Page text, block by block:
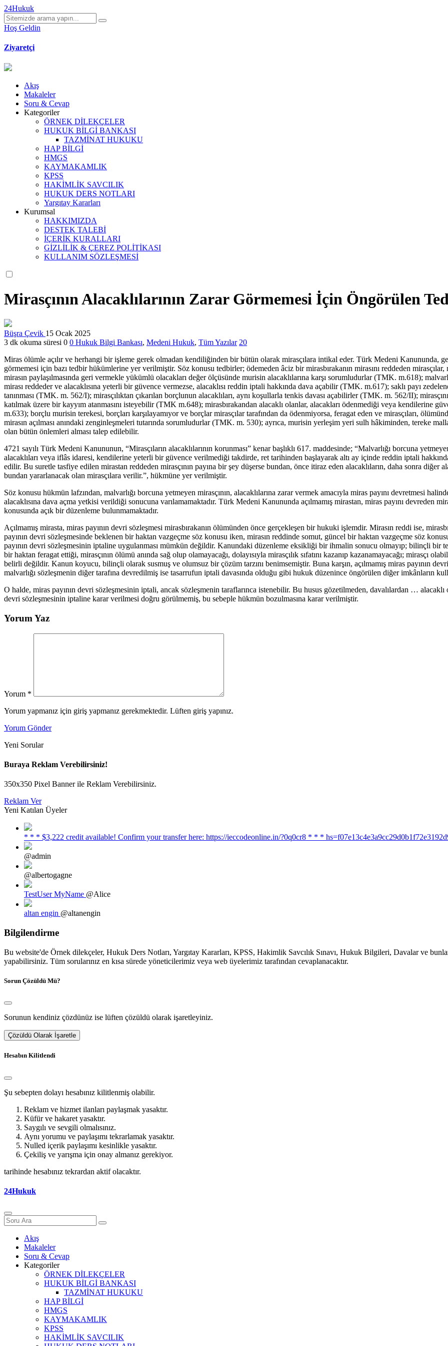
24Hukuk
Hoş Geldin
Ziyaretçi
Akış
Makaleler
Soru & Cevap
Kategoriler
ÖRNEK DİLEKÇELER
HUKUK BİLGİ BANKASI
TAZMİNAT HUKUKU
HAP BİLGİ
HMGS
KAYMAKAMLIK
KPSS
HAKİMLİK SAVCILIK
HUKUK DERS NOTLARI
Yargıtay Kararları
Kurumsal
HAKKIMIZDA
DESTEK TALEBİ
İÇERİK KURALLARI
GİZLİLİK & ÇEREZ POLİTİKASI
KULLANIM SÖZLEŞMESİ
Mirasçının Alacaklılarının Zarar Görmemesi İçin Öngörülen
Büşra Çevik 15 Ocak 2025
3 dk okuma süresi 0 0 Hukuk Bilgi Bankası, Medeni Hukuk, Tüm Yazılar 20
Miras ölümle açılır ve herhangi bir işleme gerek olmadan kendiliğinden bir bütün olarak mirasçılara intikal eder. Türk Medeni Kanununda,
görmemesi için bazı tedbir hükümlerine yer verilmiştir. Söz konusu tedbirler; ödemeden âciz bir mirasbırakanın mirasını reddeden
mirasın paylaşılmasında geri vermekle yükümlü olacakları değer ölçüsünde murisin alacaklılarına karşı sorumludurlar (TMK. m.618);
mirası reddeder ve alacaklısına yeterli bir güvence vermezse, alacaklısı reddin iptali hakkında dava açabilir (TMK. m.617); saklı payı
tanınması (TMK. m. 562/I); mirasçılıktan çıkarılan borçlunun alacaklıları, aynı koşullarla tenkis davası açabilirler (TMK. m. 562/II);
katılmak üzere bir kayyım atanmasını isteyebilir (TMK m.648); mirasbırakandan alacaklı olanlar, alacakları ödenmediği veya kendilerine
m.633); borçlu murisin terekesi, borçları karşılayamıyor ve borçlar mirasçılar tarafından da ödenmiyorsa, feragat eden ve mirasçıları,
mirasın açılması anındaki zenginleşmeleri tutarında sorumludurlar (TMK. m. 530); ayrıca, murisin yerleşim yeri sulh hâkiminden, tereke
olan bütün önlemleri alması talep edilebilir.
4721 sayılı Türk Medeni Kanununun, “Mirasçıların alacaklılarının korunması” kenar başlıklı 617. maddesinde; “Malvarlığı borcuna
alacaklıları veya iflâs idaresi, kendilerine yeterli bir güvence verilmediği takdirde, ret tarihinden başlayarak altı ay içinde reddin iptali
edilir. Bu suretle tasfiye edilen mirastan reddeden mirasçının payına bir şey düşerse bundan, önce itiraz eden alacaklıların, daha sonra diğer
bundan yararlanacak olan mirasçılara verilir.”, hükmüne yer verilmiştir.
Söz konusu hükmün lafzından, malvarlığı borcuna yetmeyen mirasçının, alacaklılarına zarar vermek amacıyla miras payını devretmesi
alacaklısına dava açma yetkisi verildiği sonucuna varılamamaktadır. Türk Medeni Kanununda açılmamış mirastan, miras payını devreden
konusunda açık bir düzenleme bulunmamaktadır.
Açılmamış mirasta, miras payının devri sözleşmesi mirasbırakanın ölümünden önce gerçekleşen bir hukuki işlemdir. Mirasın reddi ise,
payının devri sözleşmesinde beklenen bir haktan vazgeçme söz konusu iken, mirasın reddinde somut, güncel bir haktan vazgeçme söz
payının devri sözleşmesinin iptaline uygulanması mümkün değildir. Kanundaki düzenleme eksikliği bir ihmalin sonucu olmayıp; bilinçli bir
bir haktan feragat ettiği, mirasçının ölümü anında sağ olup olamayacağı, dolayısıyla mirasçılık sıfatını kazanıp kazanamayacağı; mirasçı
belirli değildir. Kanun koyucu, bilinçli olarak susmuş ve olumsuz bir çözüm tarzını benimsemiştir. Buna karşın, açılmamış miras payının
malvarlığı sözleşmenin diğer tarafına devredilmiş ise tasarrufun iptali davasında olduğu gibi hukuk düzenince öngörülen diğer imkânların
O halde, miras payının devri sözleşmesinin iptali, ancak sözleşmenin taraflarınca istenebilir. Bu husus gözetilmeden, davalılardan … alacaklı
devri sözleşmesinin iptaline karar verilmesi doğru görülmemiş, bu sebeple hükmün bozulmasına karar verilmiştir.
Yorum Yaz
Yorum *
Yorum yapmanız için giriş yapmanız gerekmektedir. Lüften giriş yapınız.
Yorum Gönder
Yeni Sorular
Buraya Reklam Verebilirsiniz!
350x350 Pixel Banner ile Reklam Verebilirsiniz.
Reklam Ver
Yeni Katılan Üyeler
* * * $3,222 credit available! Confirm your transfer here: https://ieccodeonline.in/?0q0cr8 * * *
@admin
@albertogagne
TestUser MyName @Alice
altan engin @altanengin
Bilgilendirme
Bu website'de Örnek dilekçeler, Hukuk Ders Notları, Yargıtay Kararları, KPSS, Hakimlik Savcılık Sınavı, Hukuk Bilgileri, Davalar ve
yapabilirsiniz. Tüm sorularınız en kısa sürede yöneticilerimiz veya web üyelerimiz tarafından cevaplanacaktır.
Sorun Çözüldü Mü?
Sorunun kendiniz çözdünüz ise lüften çözüldü olarak işaretleyiniz.
Çözüldü Olarak İşaretle
Hesabın Kilitlendi
Şu sebepten dolayı hesabınız kilitlenmiş olabilir.
Reklam ve hizmet ilanları paylaşmak yasaktır.
Küfür ve hakaret yasaktır.
Saygılı ve sevgili olmalısınız.
Aynı yorumu ve paylaşımı tekrarlamak yasaktır.
Nulled içerik paylaşımı kesinlikle yasaktır.
Çekiliş ve yarışma için onay almanız gerekiyor.
tarihinde hesabınız tekrardan aktif olacaktır.
24Hukuk
Akış
Makaleler
Soru & Cevap
Kategoriler
ÖRNEK DİLEKÇELER
HUKUK BİLGİ BANKASI
TAZMİNAT HUKUKU
HAP BİLGİ
HMGS
KAYMAKAMLIK
KPSS
HAKİMLİK SAVCILIK